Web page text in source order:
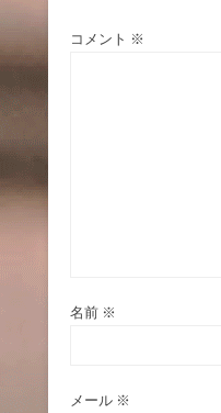
コメント ※
名前 ※
メール ※